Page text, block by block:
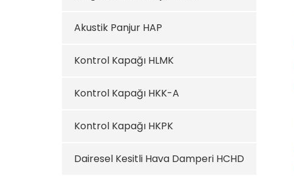
Akustik Panjur HAP
Kontrol Kapağı HLMK
Kontrol Kapağı HKK-A
Kontrol Kapağı HKPK
Dairesel Kesitli Hava Damperi HCHD